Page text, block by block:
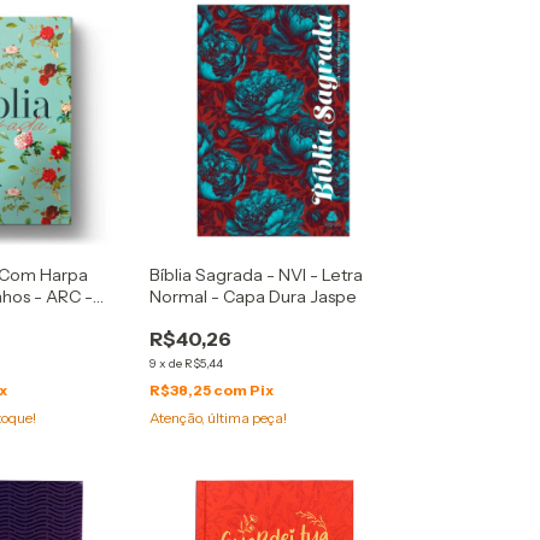
Harpa
- ARC -
Áqua
Bíblia Sagrada - NVI - Letra
Normal - Capa Dura Jaspe
R$40,26
9 x de R$5,44
R$38,25 com Pix
Atenção, última peça!